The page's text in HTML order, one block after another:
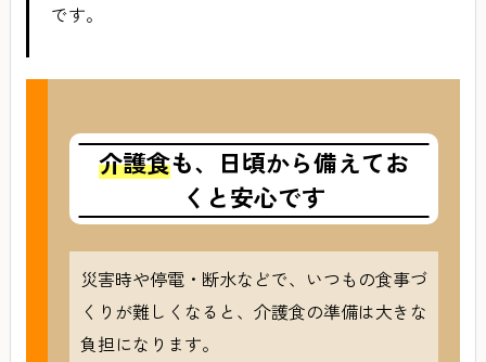
です。
介護食も、日頃から備えてお
くと安心です
災害時や停電・断水などで、いつもの食事づ
くりが難しくなると、介護食の準備は大きな
負担になります。